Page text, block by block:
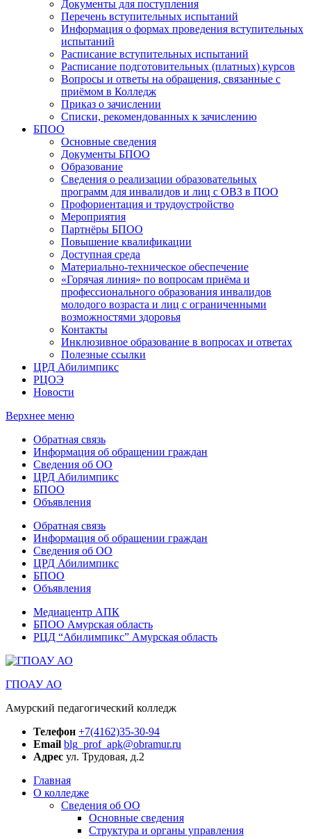
Документы для поступления
Перечень вступительных испытаний
Информация о формах проведения вступительных
испытаний
Расписание вступительных испытаний
Расписание подготовительных (платных) курсов
Вопросы и ответы на обращения, связанные с
приёмом в Колледж
Приказ о зачислении
Списки, рекомендованных к зачислению
БПОО
Основные сведения
Документы БПОО
Образование
Сведения о реализации образовательных
программ для инвалидов и лиц с ОВЗ в ПОО
Профориентация и трудоустройство
Мероприятия
Партнёры БПОО
Повышение квалификации
Доступная среда
Материально-техническое обеспечение
«Горячая линия» по вопросам приёма и
профессионального образования инвалидов
молодого возраста и лиц с ограниченными
возможностями здоровья
Контакты
Инклюзивное образование в вопросах и ответах
Полезные ссылки
ЦРД Абилимпикс
РЦОЭ
Новости
Верхнее меню
Обратная связь
Информация об обращении граждан
Сведения об ОО
ЦРД Абилимпикс
БПОО
Объявления
Обратная связь
Информация об обращении граждан
Сведения об ОО
ЦРД Абилимпикс
БПОО
Объявления
Медиацентр АПК
БПОО Амурская область
РЦД “Абилимпикс” Амурская область
ГПОАУ АО
Амурский педагогический колледж
Телефон +7(4162)35-30-94
Email blg_prof_apk@obramur.ru
Адрес ул. Трудовая, д.2
Главная
О колледже
Сведения об ОО
Основные сведения
Структура и органы управления